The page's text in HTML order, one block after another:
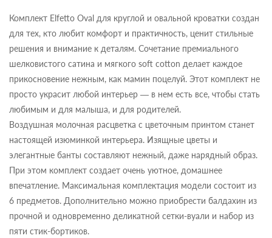
Комплект Elfetto Oval для круглой и овальной кроватки создан
для тех, кто любит комфорт и практичность, ценит стильные
решения и внимание к деталям. Сочетание премиального
шелковистого сатина и мягкого soft cotton делает каждое
прикосновение нежным, как мамин поцелуй. Этот комплект не
просто украсит любой интерьер — в нем есть все, чтобы стать
любимым и для малыша, и для родителей.
Воздушная молочная расцветка с цветочным принтом станет
настоящей изюминкой интерьера. Изящные цветы и
элегантные банты составляют нежный, даже нарядный образ.
При этом комплект создает очень уютное, домашнее
впечатление. Максимальная комплектация модели состоит из
6 предметов. Дополнительно можно приобрести балдахин из
прочной и одновременно деликатной сетки-вуали и набор из
пяти стик-бортиков.